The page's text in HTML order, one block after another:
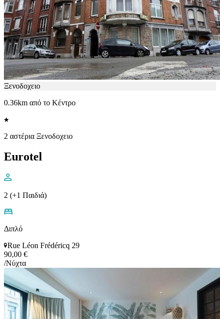
Ξενοδοχειο
0.36km από το Κέντρο
2 αστέρια Ξενοδοχειο
Eurotel
2 (+1 Παιδιά)
Διπλό
Rue Léon Frédéricq 29
90,00 €
/Νύχτα